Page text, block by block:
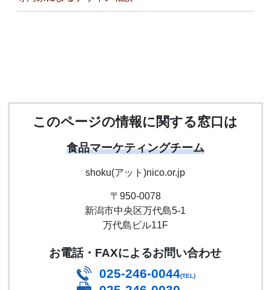
このページの情報に関する窓口は
食品マーケティングチーム
shoku(アット)nico.or.jp
〒950-0078
新潟市中央区万代島5-1
万代島ビル11F
お電話・FAXによるお問い合わせ
025-246-0044(TEL)